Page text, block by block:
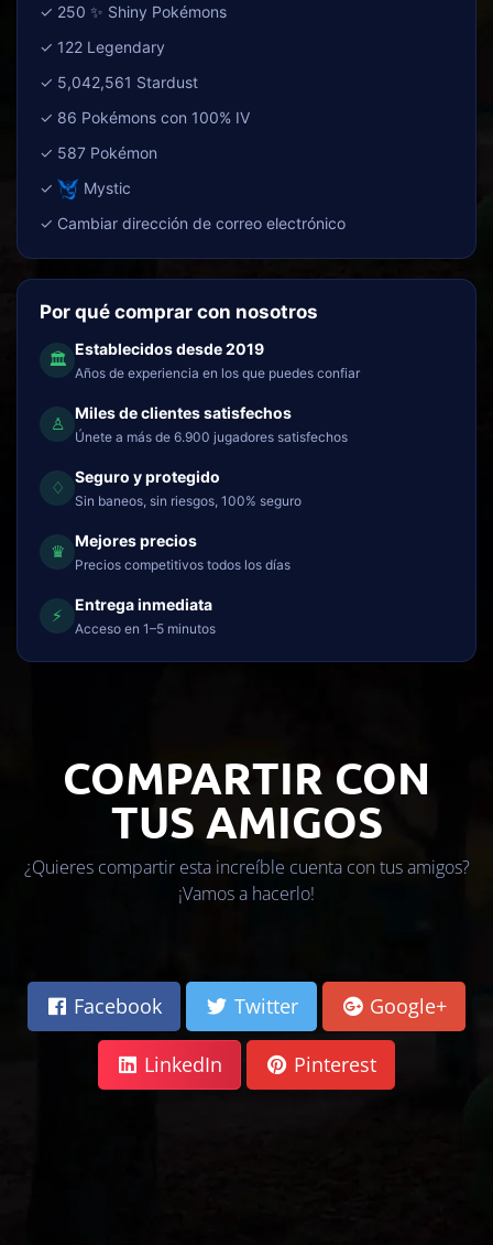
✓ 250 ✨ Shiny Pokémons
✓ 122 Legendary
✓ 5,042,561 Stardust
✓ 86 Pokémons con 100% IV
✓ 587 Pokémon
✓
Mystic
✓ Cambiar dirección de correo electrónico
Por qué comprar con nosotros
🏛
Establecidos desde 2019
Años de experiencia en los que puedes confiar
♙
Miles de clientes satisfechos
Únete a más de 6.900 jugadores satisfechos
♢
Seguro y protegido
Sin baneos, sin riesgos, 100% seguro
♛
Mejores precios
Precios competitivos todos los días
⚡
Entrega inmediata
Acceso en 1–5 minutos
COMPARTIR CON
TUS AMIGOS
¿Quieres compartir esta increíble cuenta con tus amigos?
¡Vamos a hacerlo!
Facebook Twitter Google+
LinkedIn Pinterest